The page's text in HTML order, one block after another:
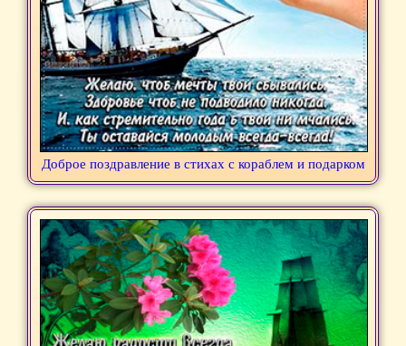
Доброе поздравление в стихах с кораблем и подарком